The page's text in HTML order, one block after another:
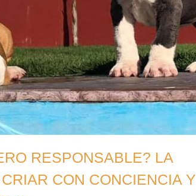
RESPONSABLE? LA
CON CONCIENCIA Y